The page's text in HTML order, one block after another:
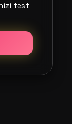
test